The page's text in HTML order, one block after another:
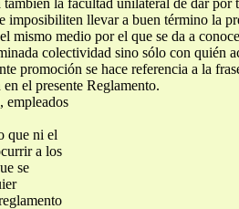
empleados
que ni el
a los
se